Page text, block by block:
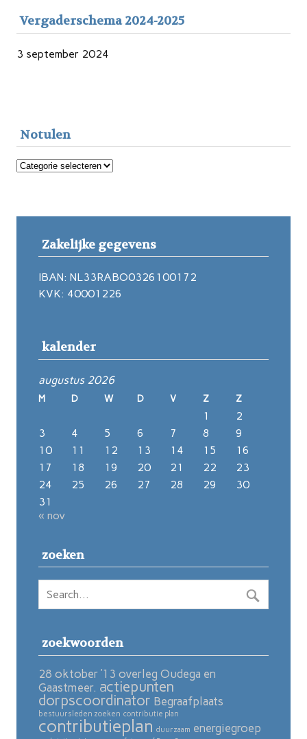
Vergaderschema 2024-2025
3 september 2024
Notulen
Notulen
Zakelijke gegevens
IBAN: NL33RABO0326100172
KVK: 40001226
kalender
augustus 2026
M D W D V Z Z
1
2
3
4 5 6 7 8
9
10
11 12 13 14 15
16
17
18 19 20 21 22
23
24
25 26 27 28 29
30
31
« nov
zoeken
zoekwoorden
28 oktober ’13 overleg Oudega en
Gaastmeer. actiepunten
dorpscoordinator Begraafplaats
bestuursleden zoeken contributie plan
contributieplan duurzaam energiegroep